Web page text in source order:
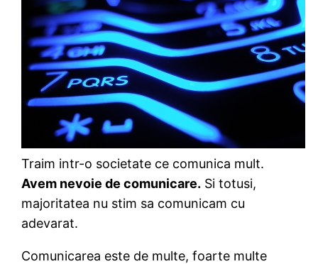
Traim intr-o societate ce comunica mult.
Avem nevoie de comunicare. Si totusi,
majoritatea nu stim sa comunicam cu
adevarat.
Comunicarea este de multe, foarte multe